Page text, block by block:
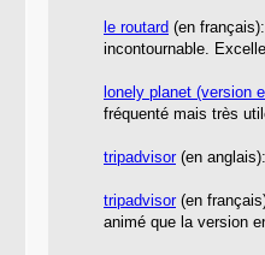
le routard (en
incontournable.
lonely planet (version
fréquenté mais très
tripadvisor(en
tripadvisor(en
animé que la version